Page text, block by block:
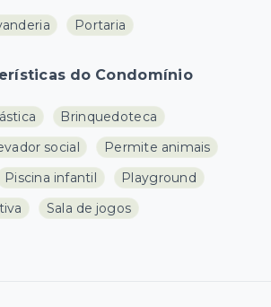
Portaria
do Condomínio
Brinquedoteca
social
Permite animais
Piscina infantil
Playground
Sala de jogos